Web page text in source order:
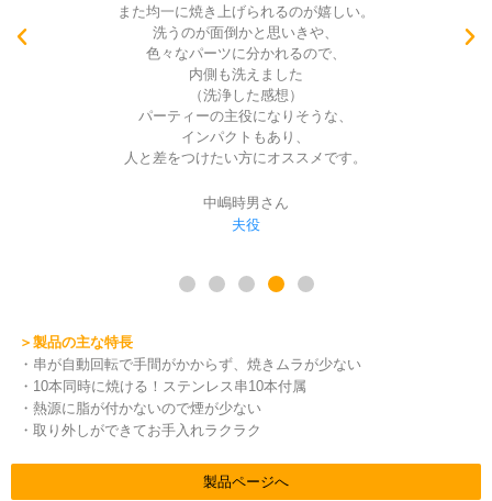
均等に焼いてくれるので楽ちんですね！
焼け具合が見えるのでいいです。
お家パーティーの時に活躍してくれるのは、
間違いないですね。
実際に触ってないので、
分からないですが、
洗浄が楽だと尚良いですね。
妻役
＞製品の主な特長
・串が自動回転で手間がかからず、焼きムラが少ない
・10本同時に焼ける！ステンレス串10本付属
・熱源に脂が付かないので煙が少ない
・取り外しができてお手入れラクラク
製品ページへ